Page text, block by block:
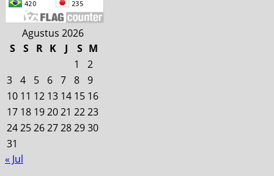
Agustus 2026
S
S R K J S M
1
2
3 4 5 6 7 8 9
10 11 12 13 14 15 16
17 18 192021 2223
24252627282930
31
« Jul